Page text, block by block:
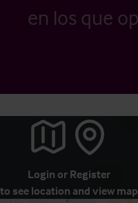
en los que
Login or Register
to see location and view map